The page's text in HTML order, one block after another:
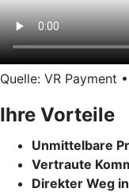
Quelle: VR Payment
Ihre Vorteile
Unmittelbare
Vertraute
Direkter Weg